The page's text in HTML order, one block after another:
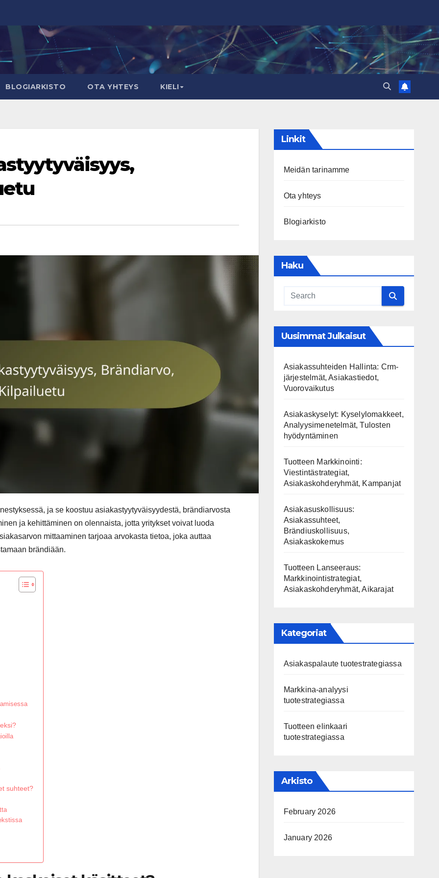
BLOGIARKISTO OTA YHTEYS KIELI
ja se koostuu asiakastyytyväisyydestä, brändiarvosta
ja kehittäminen on olennaista, jotta yritykset voivat luoda
mittaaminen tarjoaa arvokasta tietoa, joka auttaa
brändiään.
suhteet?
Linkit
Meidän tarinamme
Ota yhteys
Blogiarkisto
Haku
Uusimmat Julkaisut
Asiakassuhteiden Hallinta: Crm-
järjestelmät, Asiakastiedot,
Vuorovaikutus
Asiakaskyselyt: Kyselylomakkeet,
Analyysimenetelmät, Tulosten
hyödyntäminen
Tuotteen Markkinointi:
Viestintästrategiat,
Asiakaskohderyhmät, Kampanjat
Asiakasuskollisuus:
Asiakassuhteet,
Brändiuskollisuus,
Asiakaskokemus
Tuotteen Lanseeraus:
Markkinointistrategiat,
Asiakaskohderyhmät, Aikarajat
Kategoriat
Asiakaspalaute tuotestrategiassa
Markkina-analyysi
tuotestrategiassa
Tuotteen elinkaari
tuotestrategiassa
Arkisto
February 2026
January 2026